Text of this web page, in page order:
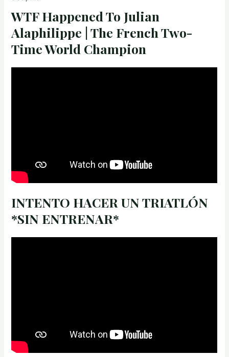
WTF Happened To Julian
Alaphilippe | The French Two-
Time World Champion
INTENTO HACER UN TRIATLÓN
*SIN ENTRENAR*